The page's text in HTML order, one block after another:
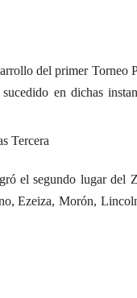
del primer Torneo
en dichas
el segundo lugar
Ezeiza, Morón,